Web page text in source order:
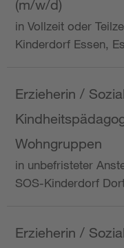
(m/w/d)
in Vollzeit oder
Kinderdorf Essen,
Erzieherin /
Wohngruppen
in unbefristeter
SOS-Kinderdorf
Erzieherin /